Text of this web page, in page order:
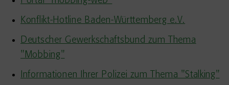
Konflikt-Hotline Baden-Württemberg e.V.
Deutscher Gewerkschaftsbund zum Thema
"Mobbing"
Informationen Ihrer Polizei zum Thema "Stalking"